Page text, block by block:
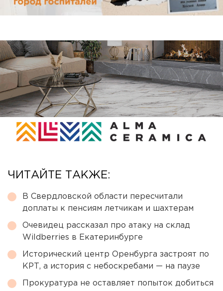
ЧИТАЙТЕ ТАКЖЕ:
В Свердловской области пересчитали
доплаты к пенсиям летчикам и шахтерам
Очевидец рассказал про атаку на склад
Wildberries в Екатеринбурге
Исторический центр Оренбурга застроят по
КРТ, а история с небоскребами — на паузе
Прокуратура не оставляет попыток добиться